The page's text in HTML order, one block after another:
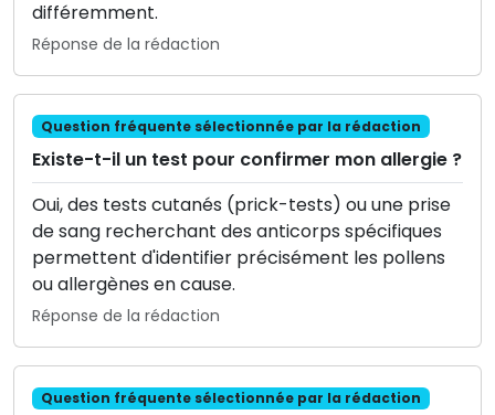
différemment.
Réponse de la rédaction
Question fréquente sélectionnée par la rédaction
Existe-t-il un test pour confirmer mon allergie ?
Oui, des tests cutanés (prick-tests) ou une prise
de sang recherchant des anticorps spécifiques
permettent d'identifier précisément les pollens
ou allergènes en cause.
Réponse de la rédaction
Question fréquente sélectionnée par la rédaction